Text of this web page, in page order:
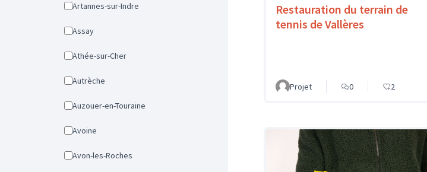
Artannes-sur-Indre
Assay
Athée-sur-Cher
Autrèche
Auzouer-en-Touraine
Avoine
Avon-les-Roches
Restauration du terrain de
tennis de Vallères
Projet 0 2